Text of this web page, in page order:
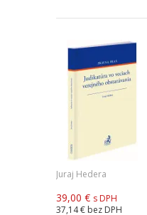
Juraj Hedera
39,00 € s DPH
37,14 € bez DPH